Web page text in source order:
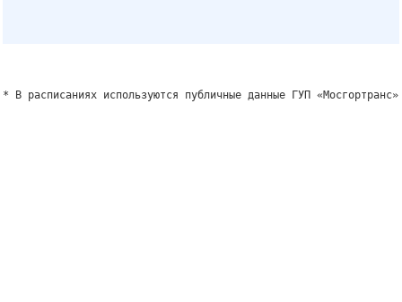
* В расписаниях используются публичные данные ГУП «Мосгортранс»